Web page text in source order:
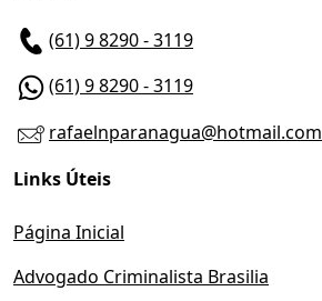
(61) 9 8290 - 3119
(61) 9 8290 - 3119
rafaelnparanagua@hotmail.com
Links Úteis
Página Inicial
Advogado Criminalista Brasilia